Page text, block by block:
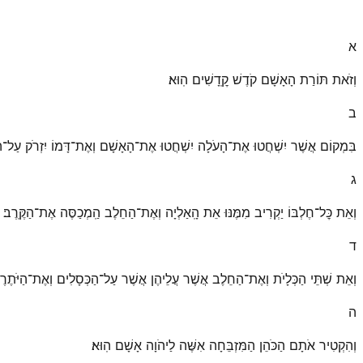
א
וְזֹאת תּוֹרַת הָאָשָׁם קֹדֶשׁ קׇֽדָשִׁים הֽוּא׃
ב
בִּמְקוֹם אֲשֶׁר יִשְׁחֲטוּ אֶת־הָעֹלָה יִשְׁחֲטוּ אֶת־הָאָשָׁם וְאֶת־דָּמוֹ יִזְרֹק
ג
וְאֵת כׇּל־חֶלְבּוֹ יַקְרִיב מִמֶּנּוּ אֵת הָֽאַלְיָה וְאֶת־הַחֵלֶב הַֽמְכַסֶּה אֶת־הַקֶּֽרֶב׃
ד
וְאֵת שְׁתֵּי הַכְּלָיֹת וְאֶת־הַחֵלֶב אֲשֶׁר עֲלֵיהֶן אֲשֶׁר עַל־הַכְּסָלִים
ה
וְהִקְטִיר אֹתָם הַכֹּהֵן הַמִּזְבֵּחָה אִשֶּׁה לַיהֹוָה אָשָׁם הֽוּא׃